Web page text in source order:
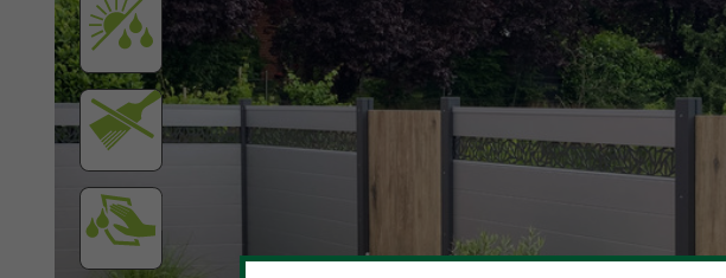
SYSTEM BOARD
SYSTEM GLAS
SYSTEM ALU XL
SYSTEM ALU PLUS
SYSTEM RHOMBUS
SYSTEM FLOW